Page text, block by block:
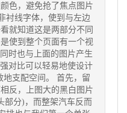
色，避免抢了焦点图片
衬线字体，使到与左边
就知道这是两部分不同
使到整个页面有一个视
时也与上面的图片产生
对比可以轻易地使设计
地支配空间。 首先，留
反，上图大的黑白图片
部分)，而整架汽车反而